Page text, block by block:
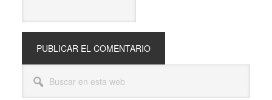
Barra
lateral